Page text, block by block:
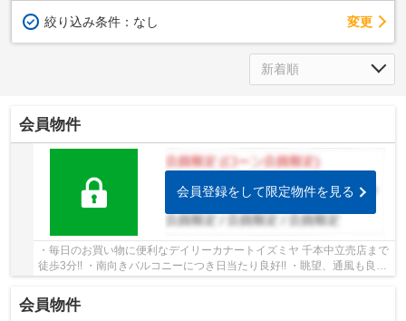
絞り込み条件： なし 変更
会員物件
会員登録をして限定物件を見る
・毎日のお買い物に便利なデイリーカナートイズミヤ 千本中立売店まで
徒歩3分!! ・南向きバルコニーにつき日当たり良好!! ・眺望、通風も良
会員物件